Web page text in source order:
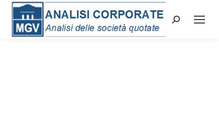
Cerca: